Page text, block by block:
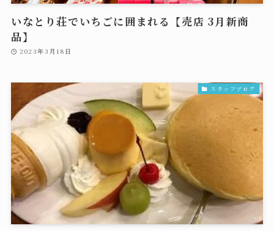
いなとり荘でいちごに囲まれる【売店 3月新商
品】
2023年3月18日
スタッフブログ